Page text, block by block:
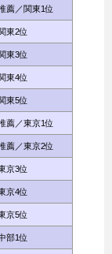
薦／関東1位
東2位
東3位
東4位
東5位
薦／東京1位
薦／東京2位
京3位
京4位
京5位
部1位